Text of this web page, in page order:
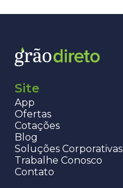
Site
App
Ofertas
Cotações
Blog
Soluções Corporativas
Trabalhe Conosco
Contato